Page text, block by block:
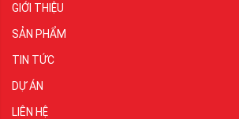
GIỚI THIỆU
SẢN PHẨM
TIN TỨC
DỰ ÁN
LIÊN HỆ